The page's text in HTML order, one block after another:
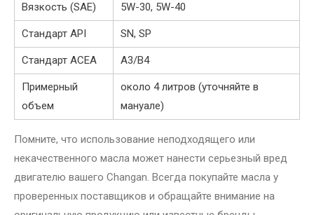
Вязкость (SAE) 5W-30, 5W-40
Стандарт API SN, SP
Стандарт ACEA A3/B4
Примерный
объем
около 4 литров (уточняйте в
мануале)
Помните, что использование неподходящего или
некачественного масла может нанести серьезный вред
двигателю вашего Changan. Всегда покупайте масла у
проверенных поставщиков и обращайте внимание на